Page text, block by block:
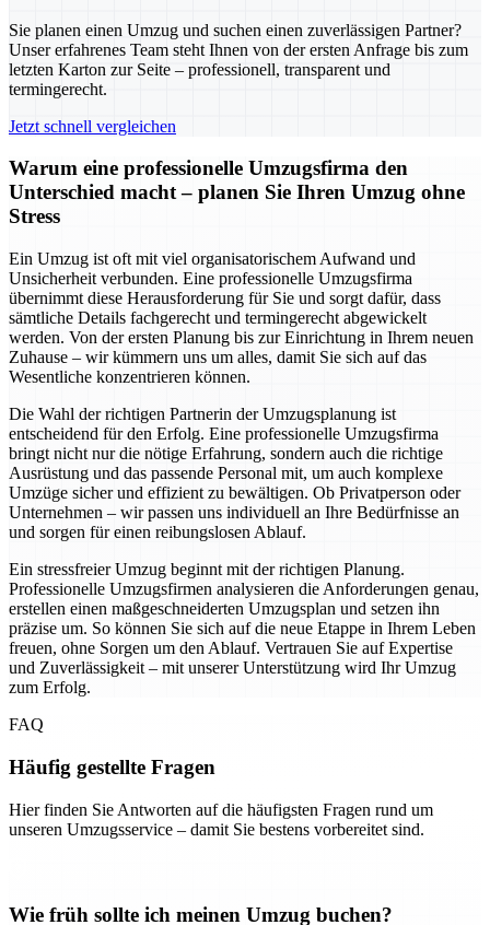
Sie planen einen Umzug und suchen einen zuverlässigen Partner?
Unser erfahrenes Team steht Ihnen von der ersten Anfrage bis zum
letzten Karton zur Seite – professionell, transparent und
termingerecht.
Jetzt schnell vergleichen
Warum eine professionelle Umzugsfirma den
Unterschied macht – planen Sie Ihren Umzug ohne
Stress
Ein Umzug ist oft mit viel organisatorischem Aufwand und
Unsicherheit verbunden. Eine professionelle Umzugsfirma
übernimmt diese Herausforderung für Sie und sorgt dafür, dass
sämtliche Details fachgerecht und termingerecht abgewickelt
werden. Von der ersten Planung bis zur Einrichtung in Ihrem neuen
Zuhause – wir kümmern uns um alles, damit Sie sich auf das
Wesentliche konzentrieren können.
Die Wahl der richtigen Partnerin der Umzugsplanung ist
entscheidend für den Erfolg. Eine professionelle Umzugsfirma
bringt nicht nur die nötige Erfahrung, sondern auch die richtige
Ausrüstung und das passende Personal mit, um auch komplexe
Umzüge sicher und effizient zu bewältigen. Ob Privatperson oder
Unternehmen – wir passen uns individuell an Ihre Bedürfnisse an
und sorgen für einen reibungslosen Ablauf.
Ein stressfreier Umzug beginnt mit der richtigen Planung.
Professionelle Umzugsfirmen analysieren die Anforderungen genau,
erstellen einen maßgeschneiderten Umzugsplan und setzen ihn
präzise um. So können Sie sich auf die neue Etappe in Ihrem Leben
freuen, ohne Sorgen um den Ablauf. Vertrauen Sie auf Expertise
und Zuverlässigkeit – mit unserer Unterstützung wird Ihr Umzug
zum Erfolg.
FAQ
Häufig gestellte Fragen
Hier finden Sie Antworten auf die häufigsten Fragen rund um
unseren Umzugsservice – damit Sie bestens vorbereitet sind.
Wie früh sollte ich meinen Umzug buchen?